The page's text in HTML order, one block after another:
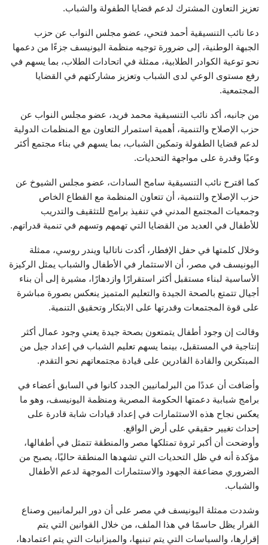
تعزيز التعاون المشترك لدعم قضايا الطفولة والشباب.
دعا نائب التنسيقية أحمد فتحي، عضو مجلس النواب عن حزب
الجبهة الوطنية، إلى ضرورة توجيه منظمة اليونيسف جزءًا من دعمها
نحو توعية الكوادر الطلابية، ممثلة في اتحادات الطلاب، بما يسهم في
رفع مستوى الوعي لدى الشباب وتعزيز مشاركتهم في القضايا
المجتمعية.
من جانبه، أكد نائب التنسيقية محمد فريد، عضو مجلس النواب عن
حزب الإصلاح والتنمية، أهمية استمرار التعاون مع المنظمات الدولية
لدعم قضايا الطفولة وتمكين الشباب، بما يسهم في بناء مجتمع أكثر
وعيًا وقدرة على مواجهة التحديات.
كما اقترح نائب التنسيقية سامح السادات، عضو مجلس الشيوخ عن
حزب الإصلاح والتنمية، أن تتعاون المنظمة مع القطاع الخاص
وجمعيات المجتمع المدني في تنفيذ برامج للتثقيف والتدريب
للأطفال في العديد من القضايا التي تهمهم وتسهم في تنمية قدراتهم.
وخلال كلمتها في حفل الإفطار، أكدت ناتاليا ويندر روسي، ممثلة
اليونيسف في مصر، أن الاستثمار في الأطفال والشباب يمثل الركيزة
الأساسية لبناء مستقبل أكثر استقرارًا وازدهارًا، مشيرة إلى أن بناء
أجيال تتمتع بالصحة الجيدة والتعليم المتميز ينعكس بصورة مباشرة
على قوة المجتمعات وقدرتها على الابتكار وتحقيق التنمية.
وقالت إن وجود أطفال يتمتعون بصحة جيدة يعني وجود عمال أكثر
إنتاجية في المستقبل، بينما يسهم تعليم الشباب في إعداد جيل من
المبتكرين والقادة القادرين على قيادة مجتمعاتهم نحو التقدم.
وأضافت أن عددًا من البرلمانيين الجدد كانوا في السابق أعضاء في
برامج شبابية دعمتها الحكومة المصرية ومنظمة اليونيسف، وهو ما
يعكس نجاح هذه الاستثمارات في إعداد قيادات شابة قادرة على
إحداث تغيير حقيقي على أرض الواقع.
وأوضحت أن أكبر ثروة تمتلكها مصر والمنطقة تتمثل في أطفالها،
مؤكدة أنه في ظل التحديات التي تشهدها المنطقة حاليًا، يصبح من
الضروري مضاعفة الجهود والاستثمارات الموجهة لدعم الأطفال
والشباب.
وشددت ممثلة اليونيسف في مصر على أن دور البرلمانيين وصناع
القرار يظل حاسمًا في هذا الملف، من خلال القوانين التي يتم
إقرارها، والسياسات التي يتم تبنيها، والميزانيات التي يتم اعتمادها،